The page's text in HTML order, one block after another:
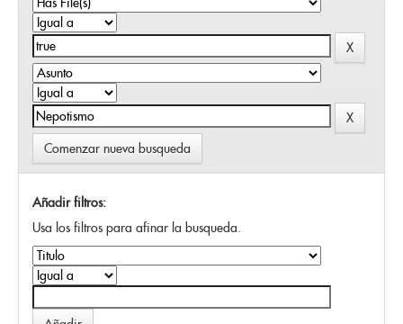
Comenzar nueva busqueda
Añadir filtros:
Usa los filtros para afinar la busqueda.